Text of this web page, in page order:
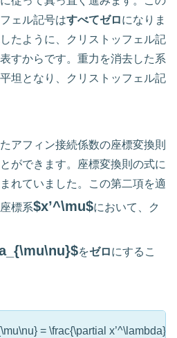
ェル記号はすべてゼロになりま
たように、クリストッフェル記
すからです。重力を消去した系
坦となり、クリストッフェル記
アフィン接続係数の座標変換則
ができます。座標変換則の式に
れていました。この第二項を適
標系$x’^\mu$において、ク
をゼロにするこ
= \frac{\partial